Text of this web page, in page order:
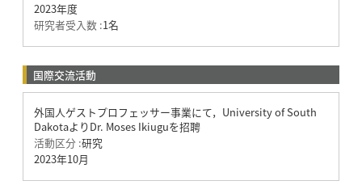
2023年度
研究者受入数 :1名
国際交流活動
外国人ゲストプロフェッサー事業にて，University of South
DakotaよりDr. Moses Ikiuguを招聘
活動区分 :研究
2023年10月